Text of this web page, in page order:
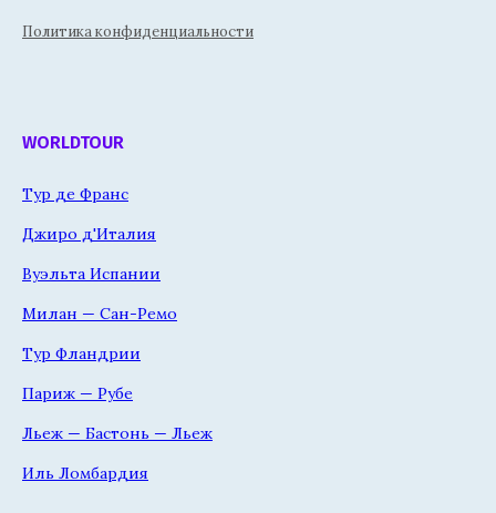
Политика конфиденциальности
WORLDTOUR
Тур де Франс
Джиро д'Италия
Вуэльта Испании
Милан — Сан-Ремо
Тур Фландрии
Париж — Рубе
Льеж — Бастонь — Льеж
Иль Ломбардия